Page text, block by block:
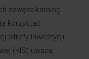
zawęża katalog
korzystać
Strefy Inwestycji.
(KIS) uważa,